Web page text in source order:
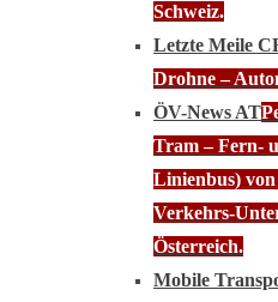
Schweiz.
Letzte Meile
Drohne –
ÖV-News AT
Tram – Fern-
Linienbus)
Verkehrs-
Österreich.
Mobile